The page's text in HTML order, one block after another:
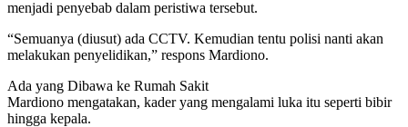
menjadi penyebab dalam peristiwa tersebut.
“Semuanya (diusut) ada CCTV. Kemudian tentu polisi nanti akan
melakukan penyelidikan,” respons Mardiono.
Ada yang Dibawa ke Rumah Sakit
Mardiono mengatakan, kader yang mengalami luka itu seperti bibir
hingga kepala.